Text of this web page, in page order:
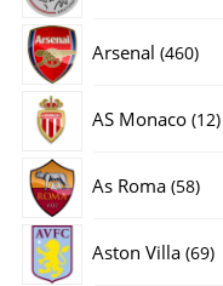
Arsenal 460460
AS Monaco 1212
As Roma 5858
Aston Villa 6969